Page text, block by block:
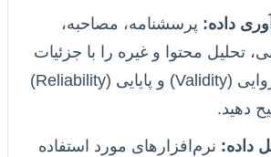
داده: پرسشنامه، مصاحبه،
تحلیل محتوا و غیره را با جزئیات
معرفی کنید. روایی (Validity) و پایایی (Reliability)
دهید.
داده: نرم‌افزارهای مورد استفاده